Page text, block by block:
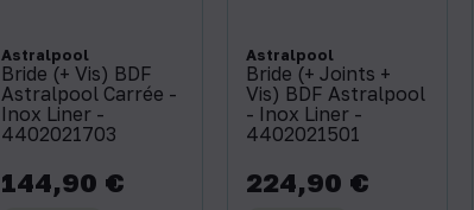
Astralpool
Bride (+ Vis) BDF
Astralpool Carrée -
Inox Liner -
4402021703
Prix
144,90 €
Astralpool
Bride (+ Joints +
Vis) BDF Astralpool
- Inox Liner -
4402021501
Prix
224,90 €